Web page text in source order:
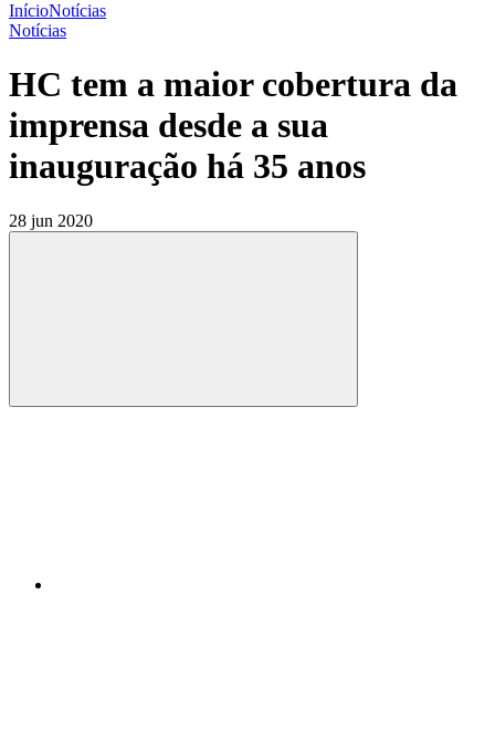
InícioNotícias
Notícias
HC tem a maior cobertura da
imprensa desde a sua
inauguração há 35 anos
28 jun 2020
Compartilhar